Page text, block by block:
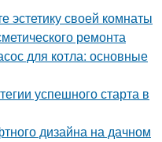
эстетику своей комнаты
ремонта
для котла: основные
успешного старта в
дизайна на дачном